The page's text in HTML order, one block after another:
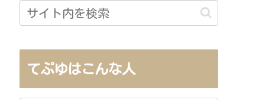
てぷゆはこんな人